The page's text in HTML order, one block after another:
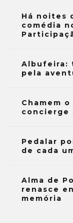
Há noites
comédia
Albufeira:
pela
Chamem
concierge
Pedalar
de cada
Alma de
renasce
memória